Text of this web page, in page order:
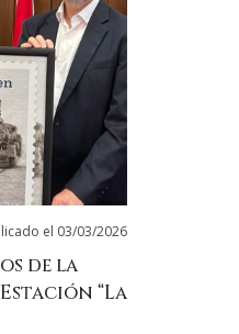
el 03/03/2026
de la
“La